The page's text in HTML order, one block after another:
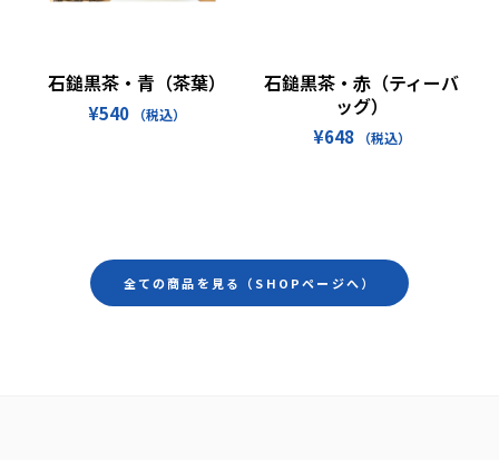
お買い物カゴに追加
石鎚黒茶・青（茶葉）
¥540 （税込）
続きを読む
石鎚黒茶・赤（ティーバ
ッグ）
¥648 （税込）
全ての商品を見る（SHOPページへ）